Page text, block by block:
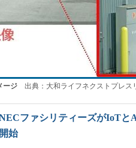
ージ出典：大和ライフネクストプレス
ファシリティーズがIoTと
開始